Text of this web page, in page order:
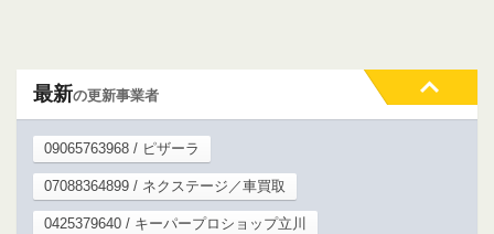
最新の更新事業者
09065763968 / ピザーラ
07088364899 / ネクステージ／車買取
0425379640 / キーパープロショップ立川